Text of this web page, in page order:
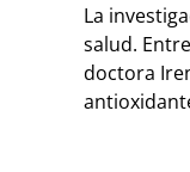
La
salud.
doctora